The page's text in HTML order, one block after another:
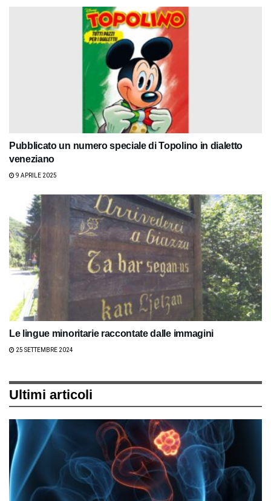
Pubblicato un numero speciale di Topolino in dialetto
veneziano
9 APRILE 2025
Le lingue minoritarie raccontate dalle immagini
25 SETTEMBRE 2024
Ultimi articoli